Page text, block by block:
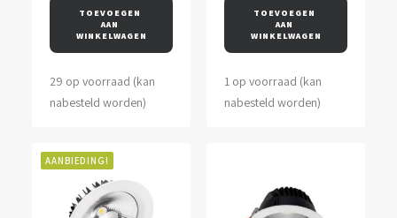
TOEVOEGEN
AAN
WINKELWAGEN
29 op voorraad (kan
nabesteld worden)
TOEVOEGEN
AAN
WINKELWAGEN
1 op voorraad (kan
nabesteld worden)
AANBIEDING!